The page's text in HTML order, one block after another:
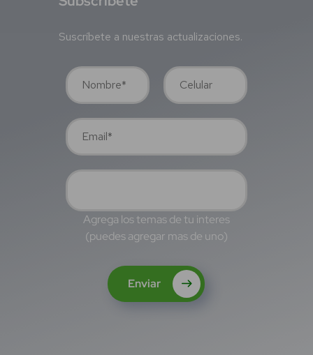
Suscríbete a nuestras actualizaciones.
Agrega los temas de tu interes
(puedes agregar mas de uno)
Enviar